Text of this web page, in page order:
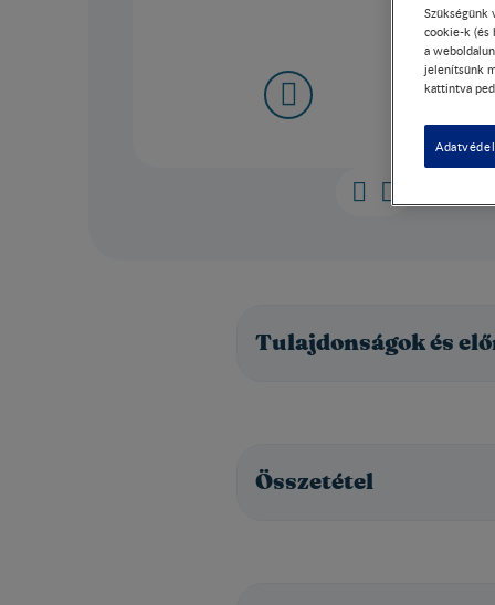
Tulajdonságok és
Összetétel
Szükségünk
cookie-k (és
a
jelenítsünk
kattintva